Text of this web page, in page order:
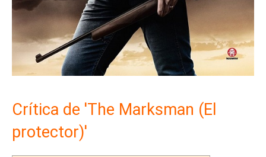
Crítica de 'The Marksman (El
protector)'